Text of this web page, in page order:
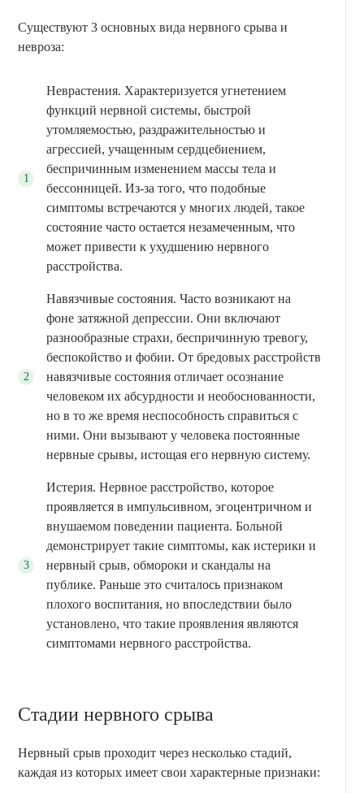
Существуют 3 основных вида нервного срыва и
невроза:
Неврастения. Характеризуется угнетением
функций нервной системы, быстрой
утомляемостью, раздражительностью и
агрессией, учащенным сердцебиением,
беспричинным изменением массы тела и
бессонницей. Из-за того, что подобные
симптомы встречаются у многих людей, такое
состояние часто остается незамеченным, что
может привести к ухудшению нервного
расстройства.
Навязчивые состояния. Часто возникают на
фоне затяжной депрессии. Они включают
разнообразные страхи, беспричинную тревогу,
беспокойство и фобии. От бредовых расстройств
навязчивые состояния отличает осознание
человеком их абсурдности и необоснованности,
но в то же время неспособность справиться с
ними. Они вызывают у человека постоянные
нервные срывы, истощая его нервную систему.
Истерия. Нервное расстройство, которое
проявляется в импульсивном, эгоцентричном и
внушаемом поведении пациента. Больной
демонстрирует такие симптомы, как истерики и
нервный срыв, обмороки и скандалы на
публике. Раньше это считалось признаком
плохого воспитания, но впоследствии было
установлено, что такие проявления являются
симптомами нервного расстройства.
Стадии нервного срыва
Нервный срыв проходит через несколько стадий,
каждая из которых имеет свои характерные признаки: